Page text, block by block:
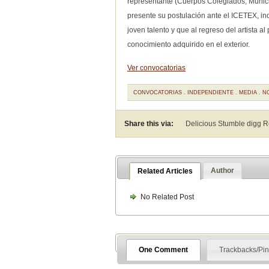
presente su postulación ante el ICETEX,
joven talento y que al regreso del artista
conocimiento adquirido en el exterior.
Ver convocatorias
CONVOCATORIAS . INDEPENDIENTE . MEDIA .
Share this via: Delicious Stumble digg
Related Articles Author
No Related Post
One Comment Trackbacks/